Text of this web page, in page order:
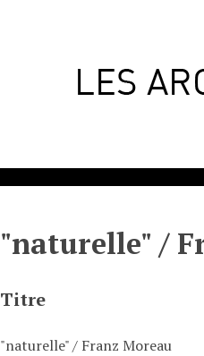
"naturelle" /
Titre
"naturelle" / Franz Moreau